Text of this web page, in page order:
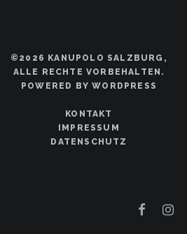
©2026 KANUPOLO SALZBURG,
ALLE RECHTE VORBEHALTEN.
POWERED BY WORDPRESS
KONTAKT
IMPRESSUM
DATENSCHUTZ